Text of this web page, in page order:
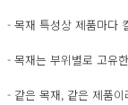
- 목재 특성상 제품마다
- 목재는 부위별로 고유
- 같은 목재, 같은 제품